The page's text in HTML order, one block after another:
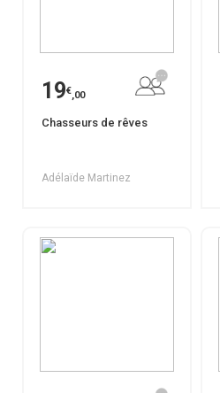
19€,00
Chasseurs de rêves
Adélaïde Martinez